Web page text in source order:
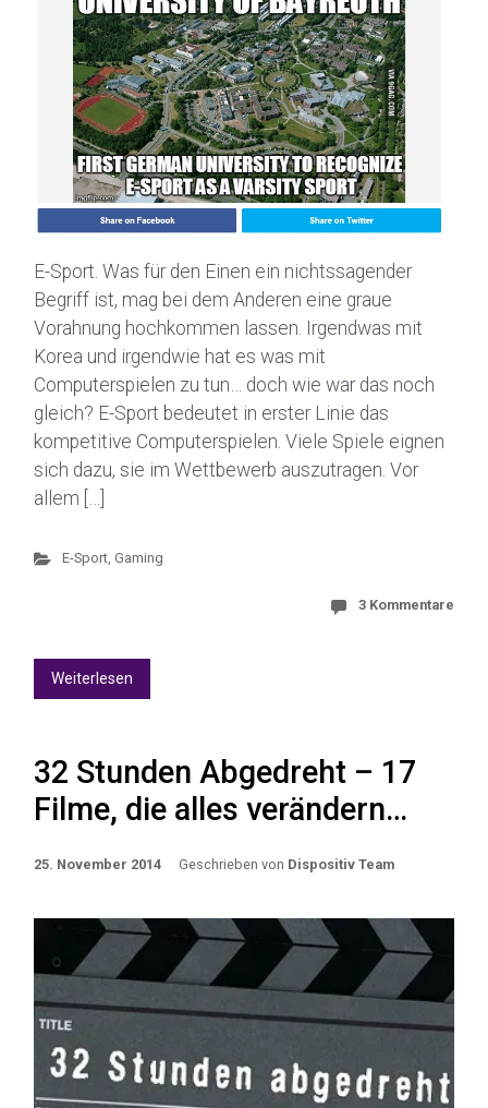
E-Sport. Was für den Einen ein nichtssagender
Begriff ist, mag bei dem Anderen eine graue
Vorahnung hochkommen lassen. Irgendwas mit
Korea und irgendwie hat es was mit
Computerspielen zu tun… doch wie war das noch
gleich? E-Sport bedeutet in erster Linie das
kompetitive Computerspielen. Viele Spiele eignen
sich dazu, sie im Wettbewerb auszutragen. Vor
allem […]
E-Sport, Gaming
3 Kommentare
Weiterlesen
32 Stunden Abgedreht – 17
Filme, die alles verändern…
25. November 2014 Geschrieben von Dispositiv Team